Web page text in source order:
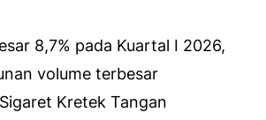
8,7% pada Kuartal I 2026,
volume terbesar
Kretek Tangan